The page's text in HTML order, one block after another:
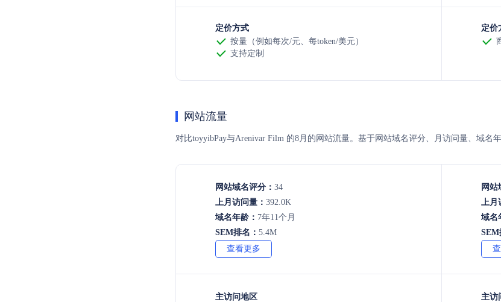
定价方式
按量（例如每次/元、每token/美元）
支持定制
定价
网站流量
对比toyyibPay与Arenivar Film 的8月的网站流量。基于网站域名评分、月访问量、域名
网站域名评分： 34
上月访问量： 392.0K
域名年龄： 7年11个月
SEM排名： 5.4M
查看更多
主访问地区
网站
上
域名
SEM
主访